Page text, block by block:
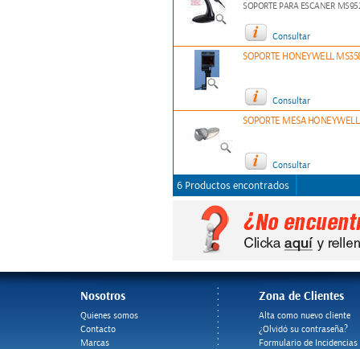
SOPORTE PARA ESCANER
Consultar
SOPORTE HONEYWELL
Consultar
SOPORTE MESA
Consultar
6 Productos encontrados
Nosotros
Quienes somos
Contacto
Marcas
Zona de Clientes
Alta como nuevo cliente
¿Olvidó su contraseña?
Formulario de Incidencias